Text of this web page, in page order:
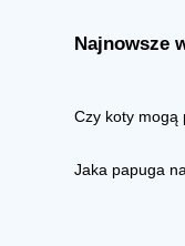
Najnowsze
Czy koty mogą
Jaka papuga